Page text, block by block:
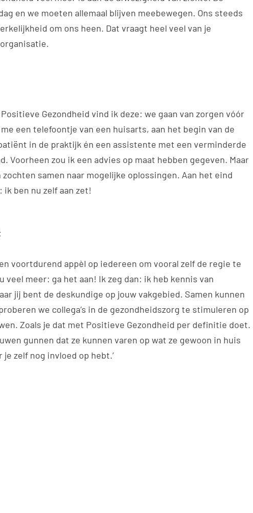
en we moeten allemaal blijven meebewegen. Ons steeds
om ons heen. Dat vraagt heel veel van je
Gezondheid vind ik deze: we gaan van zorgen vóór
een telefoontje van een huisarts, aan het begin van de
in de praktijk én een assistente met een verminderde
Voorheen zou ik een advies op maat hebben gegeven. Maar
samen naar mogelijke oplossingen. Aan het eind
ben nu zelf aan zet!
voortdurend appèl op iedereen om vooral zelf de regie te
veel meer: ga het aan! Ik zeg dan: ik heb kennis van
jij bent de deskundige op jouw vakgebied. Samen kunnen
we collega’s in de gezondheidszorg te stimuleren op
Zoals je dat met Positieve Gezondheid per definitie doet.
gunnen dat ze kunnen varen op wat ze gewoon in huis
zelf nog invloed op hebt.’